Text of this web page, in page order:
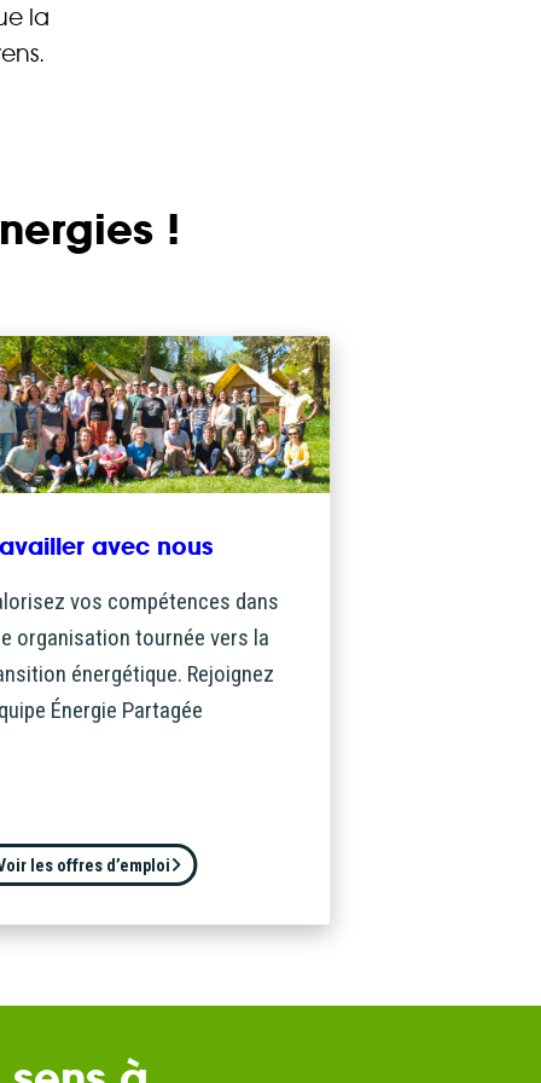
la
!
avec nous
vos compétences dans
organisation tournée vers la
énergétique. Rejoignez
Énergie Partagée
les offres d’emploi
à
ou partielle